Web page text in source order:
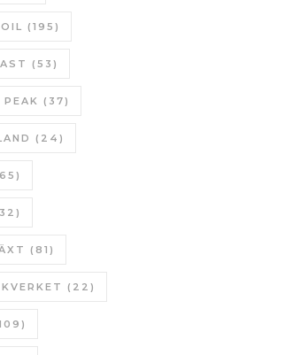
(195)
(53)
(37)
(24)
(81)
(22)